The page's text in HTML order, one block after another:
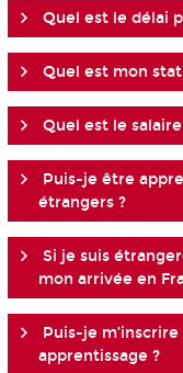
Quel est le délai
Quel est mon
Quel est le
Puis-je être
étrangers ?
Si je suis
mon arrivée en
Puis-je
apprentissage ?